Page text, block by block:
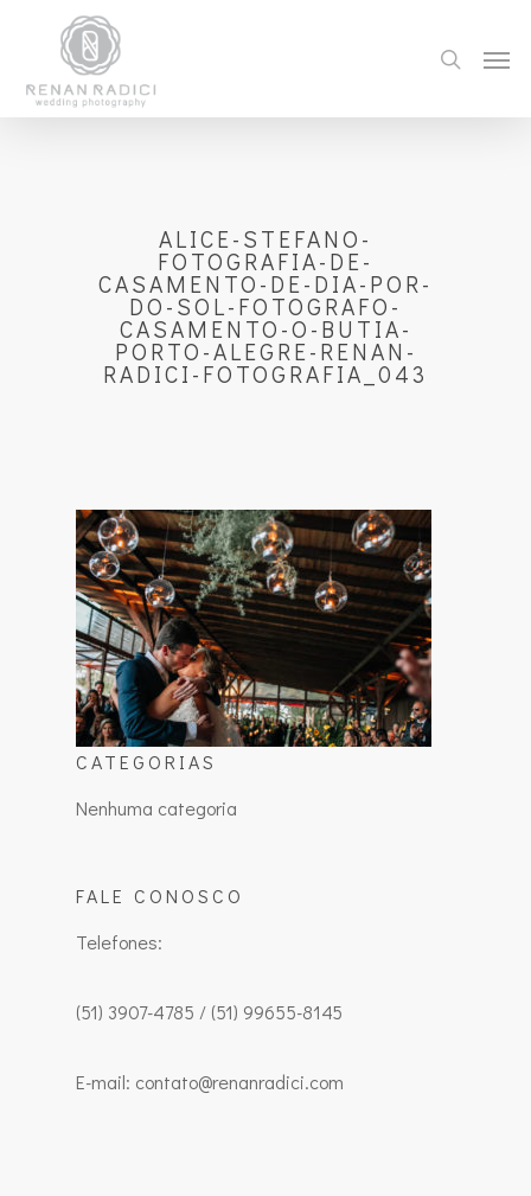
ALICE-STEFANO-
FOTOGRAFIA-DE-
CASAMENTO-DE-DIA-POR-
DO-SOL-FOTOGRAFO-
CASAMENTO-O-BUTIA-
PORTO-ALEGRE-RENAN-
RADICI-FOTOGRAFIA_043
CATEGORIAS
Nenhuma categoria
FALE CONOSCO
Telefones:
(51) 3907-4785 / (51) 99655-8145
E-mail: contato@renanradici.com